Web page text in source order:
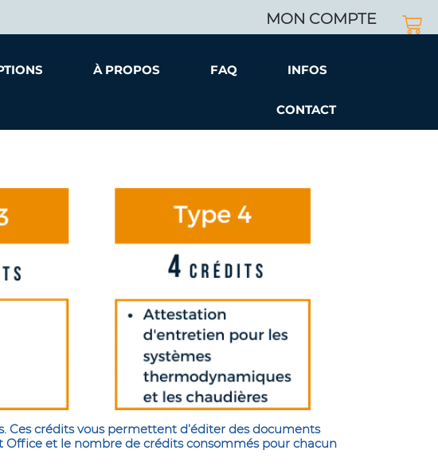
MON COMPTE
À PROPOS FAQ INFOS
CONTACT
Ces crédits vous permettent d’éditer des documents
Office et le nombre de crédits consommés pour chacun